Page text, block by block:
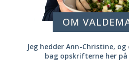
OM
Jeg hedder Ann-Christine,
bag opskrifterne her på